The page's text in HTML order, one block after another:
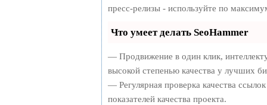
пресс-релизы - используйте по
Что умеет делать SeoHammer
— Продвижение в один клик,
высокой степенью качества у лучших
— Регулярная проверка качества
показателей качества проекта.